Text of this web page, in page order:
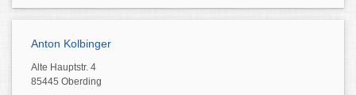
Anton Kolbinger
Alte Hauptstr. 4
85445 Oberding